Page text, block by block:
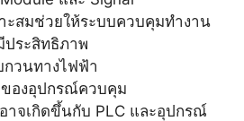
ะสมช่วยให้ระบบควบคุมทำงาน
ประสิทธิภาพ
วนทางไฟฟ้า
องอุปกรณ์ควบคุม
าจเกิดขึ้นกับ PLC และอุปกรณ์